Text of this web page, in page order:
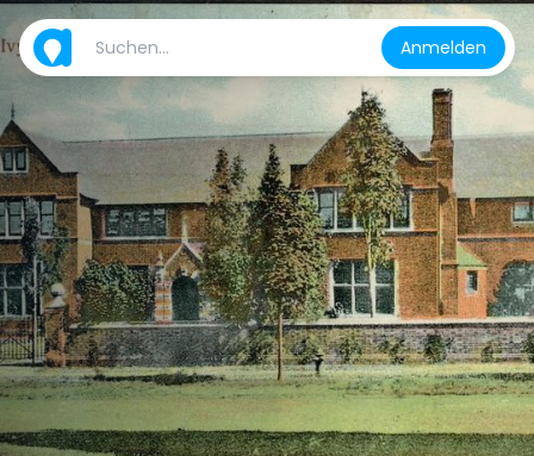
Anmelden